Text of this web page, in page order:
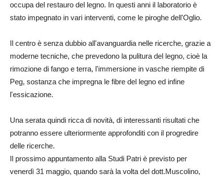
occupa del restauro del legno. In questi anni il laboratorio è
stato impegnato in vari interventi, come le piroghe dell'Oglio.
Il centro è senza dubbio all'avanguardia nelle ricerche, grazie a
moderne tecniche, che prevedono la pulitura del legno, cioè la
rimozione di fango e terra, l'immersione in vasche riempite di
Peg, sostanza che impregna le fibre del legno ed infine
l'essicazione.
Una serata quindi ricca di novità, di interessanti risultati che
potranno essere ulteriormente approfonditi con il progredire
delle ricerche.
Il prossimo appuntamento alla Studi Patri è previsto per
venerdì 31 maggio, quando sarà la volta del dott.Muscolino,